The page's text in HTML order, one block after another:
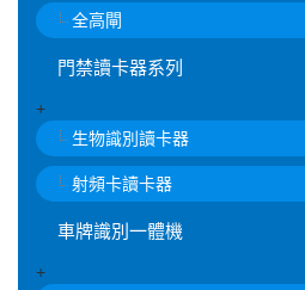
全高閘
門禁讀卡器系列
+
生物識別讀卡器
射頻卡讀卡器
車牌識別一體機
+